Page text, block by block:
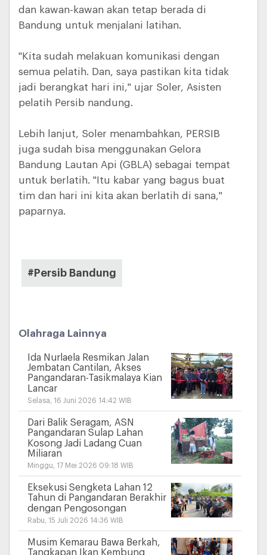
dan kawan-kawan akan tetap berada di
Bandung untuk menjalani latihan.
"Kita sudah melakuan komunikasi dengan
semua pelatih. Dan, saya pastikan kita tidak
jadi berangkat hari ini," ujar Soler, Asisten
pelatih Persib nandung.
Lebih lanjut, Soler menambahkan, PERSIB
juga sudah bisa menggunakan Gelora
Bandung Lautan Api (GBLA) sebagai tempat
untuk berlatih. "Itu kabar yang bagus buat
tim dan hari ini kita akan berlatih di sana,"
paparnya.
#Persib Bandung
Olahraga Lainnya
Ida Nurlaela Resmikan Jalan
Jembatan Cantilan, Akses
Pangandaran-Tasikmalaya Kian
Lancar
Selasa, 16 Juni 2026 14:42 WIB
Dari Balik Seragam, ASN
Pangandaran Sulap Lahan
Kosong Jadi Ladang Cuan
Miliaran
Minggu, 17 Mei 2026 09:18 WIB
Eksekusi Sengketa Lahan 12
Tahun di Pangandaran Berakhir
dengan Pengosongan
Rabu, 15 Juli 2026 14:36 WIB
Musim Kemarau Bawa Berkah,
Tangkapan Ikan Kembung